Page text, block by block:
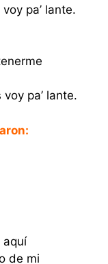
pa’ lante.
pa’ lante.
aquí
de mi